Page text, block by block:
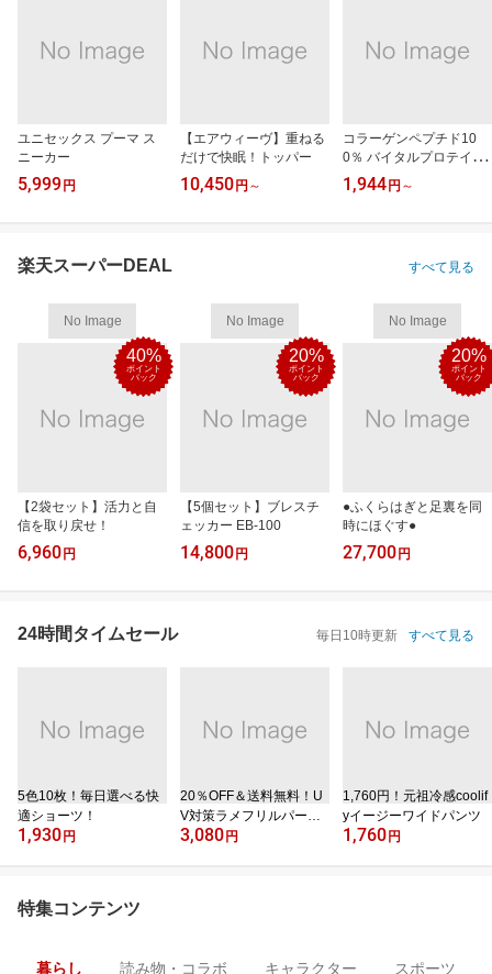
ユニセックス プーマ ス
ニーカー
5,999 円
【エアウィーヴ】重ねる
だけで快眠！トッパー
10,450 円 ～
コラーゲンペプチド10
0％ バイタルプロテイン
ズ
1,944 円 ～
楽天スーパーDEAL すべて見る
No Image
40%
ポイント
バック
【2袋セット】活力と自
信を取り戻せ！
6,960 円
No Image
20%
ポイント
バック
【5個セット】ブレスチ
ェッカー EB-100
14,800 円
No Image
20%
ポイント
バック
●ふくらはぎと足裏を同
時にほぐす●
27,700 円
24時間タイムセール 毎日10時更新 すべて見る
5色10枚！毎日選べる快
適ショーツ！
1,930 円
20％OFF＆送料無料！U
V対策ラメフリルパーカ
ー
3,080 円
1,760円！元祖冷感coolif
yイージーワイドパンツ
1,760 円
特集コンテンツ
暮らし 読み物・コラボ キャラクター スポーツ